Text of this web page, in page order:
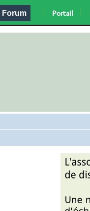
Forum Portail